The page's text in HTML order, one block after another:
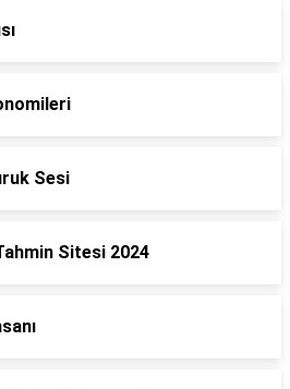
Sesi
Sitesi 2024